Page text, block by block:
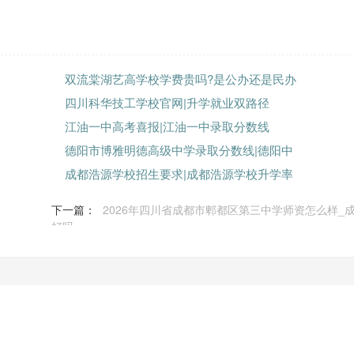
双流棠湖艺高学校学费贵吗?是公办还是民办
四川科华技工学校官网|升学就业双路径
江油一中高考喜报|江油一中录取分数线
德阳市博雅明德高级中学录取分数线|德阳中
成都浩源学校招生要求|成都浩源学校升学率
下一篇：
2026年四川省成都市郫都区第三中学师资怎么样_
好吗